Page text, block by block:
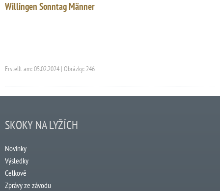
Willingen Sonntag Männer
Erstellt am: 05.02.2024 | Obrázky: 246
SKOKY NA LYŽÍCH
Novinky
Výsledky
Celkově
Zprávy ze závodu